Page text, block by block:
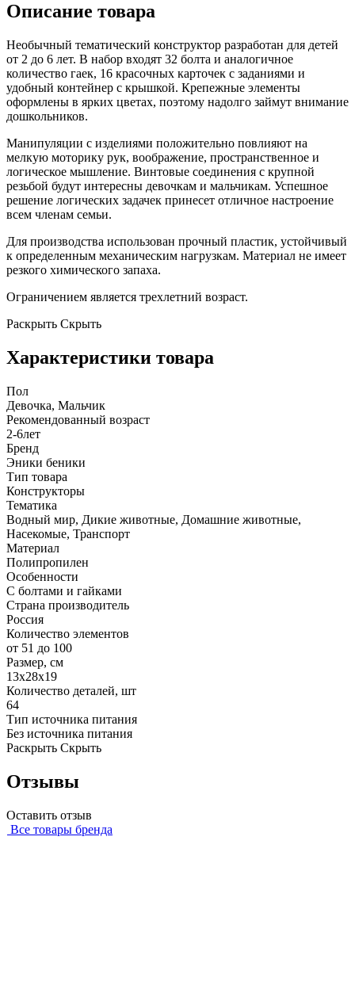
Описание товара
Необычный тематический конструктор разработан для детей
от 2 до 6 лет. В набор входят 32 болта и аналогичное
количество гаек, 16 красочных карточек с заданиями и
удобный контейнер с крышкой. Крепежные элементы
оформлены в ярких цветах, поэтому надолго займут внимание
дошкольников.
Манипуляции с изделиями положительно повлияют на
мелкую моторику рук, воображение, пространственное и
логическое мышление. Винтовые соединения с крупной
резьбой будут интересны девочкам и мальчикам. Успешное
решение логических задачек принесет отличное настроение
всем членам семьи.
Для производства использован прочный пластик, устойчивый
к определенным механическим нагрузкам. Материал не имеет
резкого химического запаха.
Ограничением является трехлетний возраст.
Раскрыть Скрыть
Характеристики товара
Пол
Девочка, Мальчик
Рекомендованный возраст
2-6лет
Бренд
Эники беники
Тип товара
Конструкторы
Тематика
Водный мир, Дикие животные, Домашние животные,
Насекомые, Транспорт
Материал
Полипропилен
Особенности
С болтами и гайками
Страна производитель
Россия
Количество элементов
от 51 до 100
Размер, см
13х28х19
Количество деталей, шт
64
Тип источника питания
Без источника питания
Раскрыть Скрыть
Отзывы
Оставить отзыв
Все товары бренда